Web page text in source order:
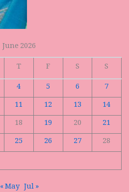
June 2026
T F S
S
4 5 6
7
11 12 13
14
18 19 20
21
25 26 27
28
« May Jul »